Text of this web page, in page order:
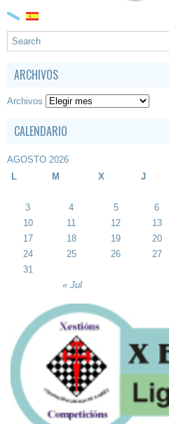
ARCHIVOS
Archivos
CALENDARIO
AGOSTO 2026
L
M X J
« Jul
3
4 5 6
10
11 12 13
17
18 19 20
24
25 26 27
31